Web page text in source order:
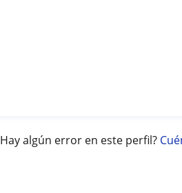
algún error en este perfil?